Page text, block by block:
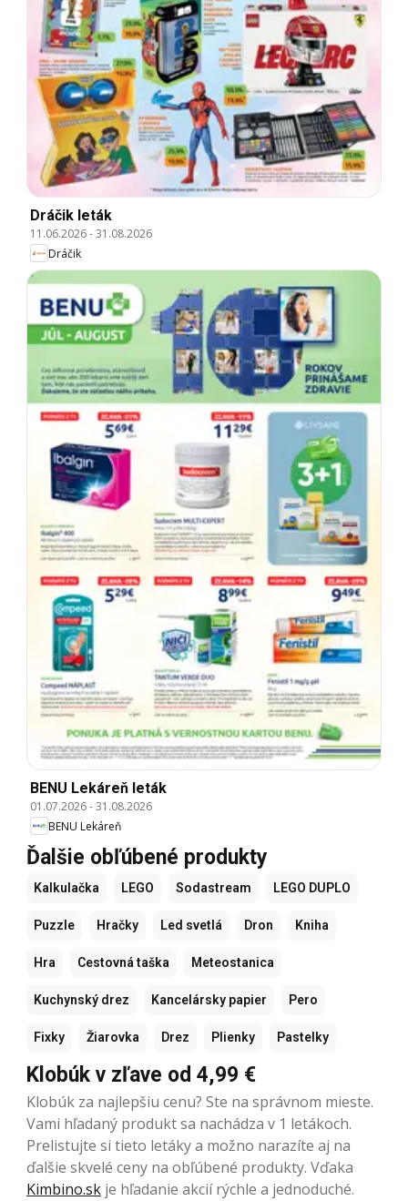
Dráčik leták
11.06.2026-31.08.2026
Dráčik
BENU Lekáreň leták
01.07.2026-31.08.2026
BENU Lekáreň
Ďalšie obľúbené produkty
Kalkulačka LEGO Sodastream LEGO DUPLO
Puzzle Hračky Led svetlá Dron Kniha
Hra Cestovná taška Meteostanica
Kuchynský drez Kancelársky papier Pero
Fixky Žiarovka Drez Plienky Pastelky
Klobúk v zľave od 4,99 €
Klobúk za najlepšiu cenu? Ste na správnom mieste.
Vami hľadaný produkt sa nachádza v 1 letákoch.
Prelistujte si tieto letáky a možno narazíte aj na
ďalšie skvelé ceny na obľúbené produkty. Vďaka
Kimbino.sk je hľadanie akcií rýchle a jednoduché.